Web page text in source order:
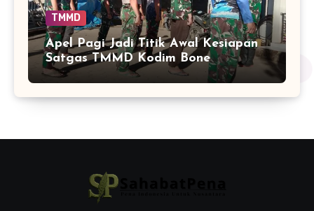
TMMD
Apel Pagi Jadi Titik Awal Kesiapan
Satgas TMMD Kodim Bone